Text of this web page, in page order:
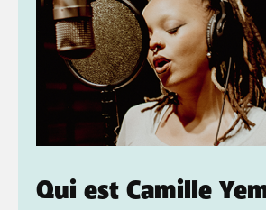
Qui est Camille